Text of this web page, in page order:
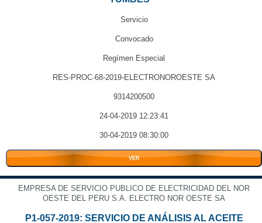
Servicio
Convocado
Regímen Especial
RES-PROC-68-2019-ELECTRONOROESTE SA
9314200500
24-04-2019 12:23:41
30-04-2019 08:30:00
VER
EMPRESA DE SERVICIO PUBLICO DE ELECTRICIDAD DEL NOR
OESTE DEL PERU S.A. ELECTRO NOR OESTE SA
P1-057-2019: SERVICIO DE ANÁLISIS AL ACEITE